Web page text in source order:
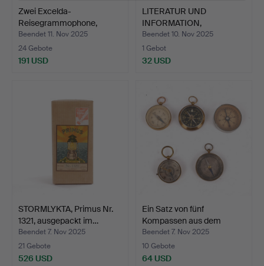
Zwei Excelda-
Reisegrammophone,
Colibri, Sc…
Beendet 11. Nov 2025
24 Gebote
191 USD
LITERATUR UND
INFORMATION,
Eisenbahnbezug,…
Beendet 10. Nov 2025
1 Gebot
32 USD
STORMLYKTA, Primus Nr.
1321, ausgepackt im…
Beendet 7. Nov 2025
21 Gebote
526 USD
Ein Satz von fünf
Kompassen aus dem
18./20…
Beendet 7. Nov 2025
10 Gebote
64 USD